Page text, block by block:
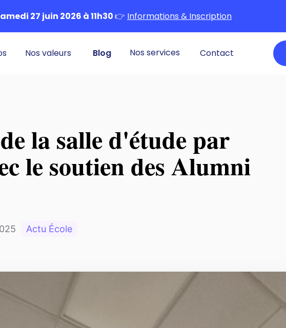
27 juin 2026 à 11h30👉 Informations & Inscription
Nos valeurs Blog Nos services Contact
la salle d'étude par
le soutien des Alumni
Actu École